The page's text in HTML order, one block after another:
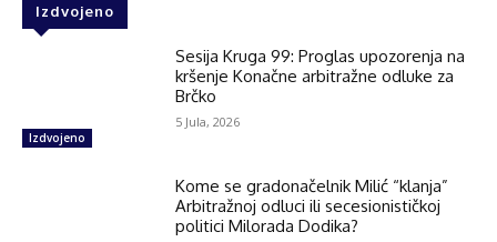
Izdvojeno
Izdvojeno
Sesija Kruga 99: Proglas upozorenja na
kršenje Konačne arbitražne odluke za
Brčko
5 Jula, 2026
Kome se gradonačelnik Milić “klanja”
Arbitražnoj odluci ili secesionističkoj
politici Milorada Dodika?